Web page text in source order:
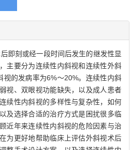
即刻或经一段时间后发生的继发性显
主要分为连续性内斜视和连续性外斜
视的发病率为6%～20%。连续性内斜
视、双眼视功能缺失，以及成人患者
续性内斜视的多样性与复杂性，如何
及选择合适的治疗方式是困扰很多临
近年来连续性内斜视的危险因素与治
为更好地帮助临床上评估外斜视术后